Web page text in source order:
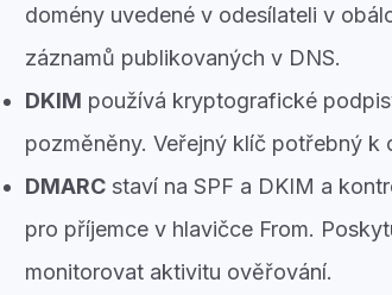
domény uvedené v odesílateli v
záznamů publikovaných v DNS.
DKIM používá kryptografické
pozměněny. Veřejný klíč potřebný k
DMARCstaví na SPF a DKIM a
pro příjemce v hlavičce From.
monitorovat aktivitu ověřování.